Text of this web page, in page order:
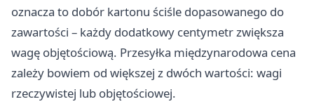
oznacza to dobór kartonu ściśle dopasowanego do
zawartości – każdy dodatkowy centymetr zwiększa
wagę objętościową. Przesyłka międzynarodowa cena
zależy bowiem od większej z dwóch wartości: wagi
rzeczywistej lub objętościowej.